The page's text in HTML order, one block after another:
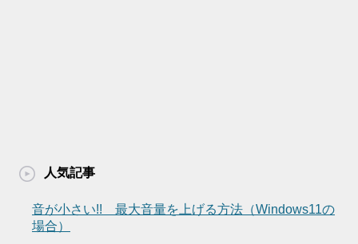
人気記事
音が小さい!! 最大音量を上げる方法（Windows11の
場合）